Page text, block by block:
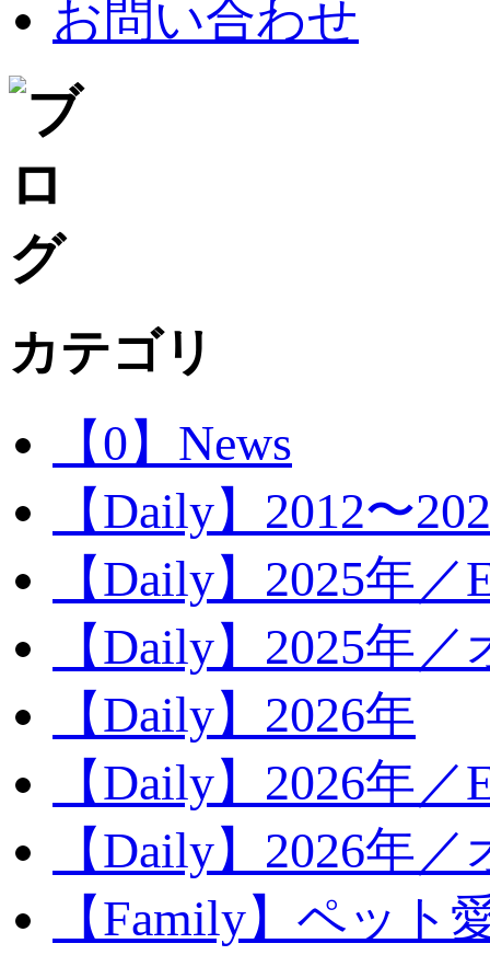
お問い合わせ
カテゴリ
【0】News
【Daily】2012〜
【Daily】2025年／
【Daily】2025年
【Daily】2026年
【Daily】2026年／
【Daily】2026年
【Family】ペット